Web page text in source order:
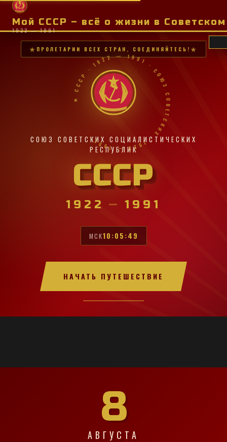
Мой СССР – всё о жизни в
1922 — 1991
ПРОЛЕТАРИИ ВСЕХ СТРАН, СОЕДИНЯЙТЕСЬ!
★ СССР · 1922 — 1991 · СОЮЗ СОВЕТСКИХ · 1922 — 1991 ·
СОЮЗ СОВЕТСКИХ СОЦИАЛИСТИЧЕСКИХ
РЕСПУБЛИК
СССР
1922 — 1991
МСК10:05:50
НАЧАТЬ ПУТЕШЕСТВИЕ
8
АВГУСТА